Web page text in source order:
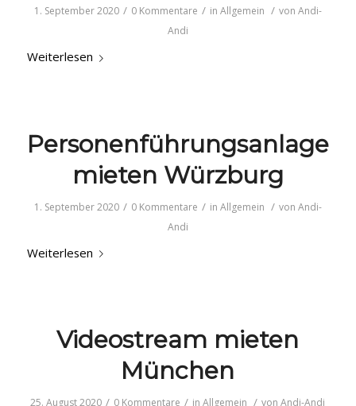
1. September 2020 / 0 Kommentare / in Allgemein / von Andi-
Andi
Weiterlesen
Personenführungsanlage
mieten Würzburg
1. September 2020 / 0 Kommentare / in Allgemein / von Andi-
Andi
Weiterlesen
Videostream mieten
München
25. August 2020 / 0 Kommentare / inAllgemein / vonAndi-Andi